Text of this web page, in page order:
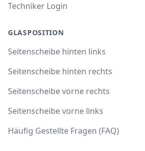
Techniker Login
GLASPOSITION
Seitenscheibe hinten links
Seitenscheibe hinten rechts
Seitenscheibe vorne rechts
Seitenscheibe vorne links
Häufig Gestellte Fragen (FAQ)